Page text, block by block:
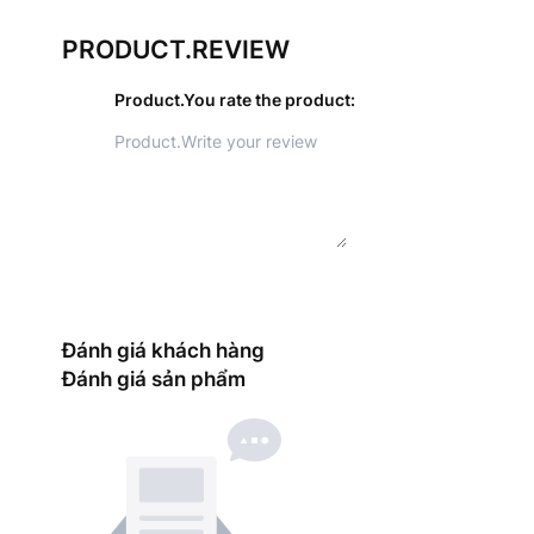
PRODUCT.REVIEW
Product.You rate the product:
Đánh giá khách hàng
Đánh giá sản phẩm